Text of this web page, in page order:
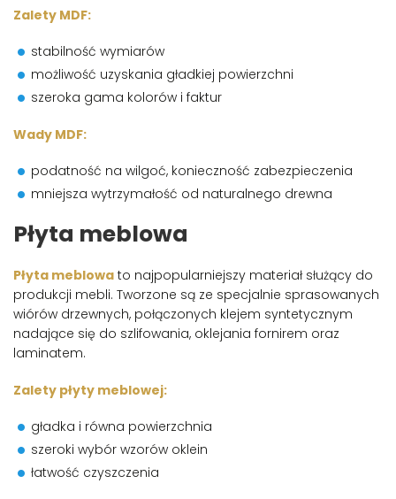
Zalety MDF:
stabilność wymiarów
możliwość uzyskania gładkiej powierzchni
szeroka gama kolorów i faktur
Wady MDF:
podatność na wilgoć, konieczność zabezpieczenia
mniejsza wytrzymałość od naturalnego drewna
Płyta meblowa
Płyta meblowa to najpopularniejszy materiał służący do
produkcji mebli. Tworzone są ze specjalnie sprasowanych
wiórów drzewnych, połączonych klejem syntetycznym
nadające się do szlifowania, oklejania fornirem oraz
laminatem.
Zalety płyty meblowej:
gładka i równa powierzchnia
szeroki wybór wzorów oklein
łatwość czyszczenia